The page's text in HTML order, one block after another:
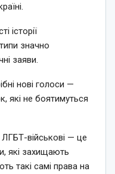
історії
значно
заяви.
нові голоси —
які не боятимуться
військові — це
які захищають
такі самі права на